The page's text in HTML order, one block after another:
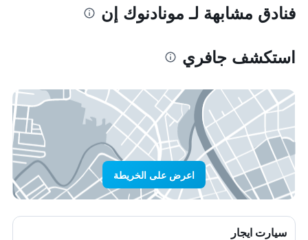
فنادق مشابهة لـ مونادنوك إن
استكشف جافري
اعرض على الخريطة
سيارت ايجار